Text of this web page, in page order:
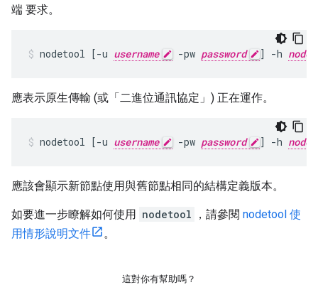
端 要求。
nodetool [-u username -pw password ] -h
應表示原生傳輸 (或「二進位通訊協定」 ) 正在運作。
nodetool [-u username -pw password ] -h
應該會顯示新節點使用與舊節點相同的結構定義版本。
如要進一步瞭解如何使用 nodetool ，請參閱 nodetool 使
用情形說明文件
。
這對你有幫助嗎？